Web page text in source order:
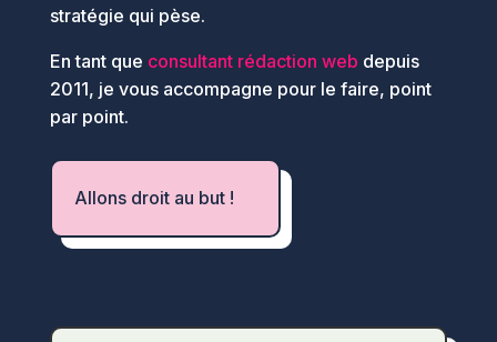
stratégie qui pèse.
En tant que consultant rédaction web depuis
2011, je vous accompagne pour le faire, point
par point.
Allons droit au but !